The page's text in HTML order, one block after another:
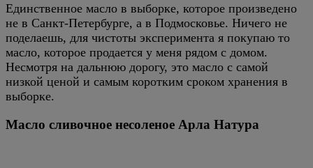
Единственное масло в выборке, которое произведено
не в Санкт-Петербурге, а в Подмосковье. Ничего не
поделаешь, для чистоты эксперимента я покупаю то
масло, которое продается у меня рядом с домом.
Несмотря на дальнюю дорогу, это масло с самой
низкой ценой и самым коротким сроком хранения в
выборке.
Масло сливочное несоленое Арла Натура